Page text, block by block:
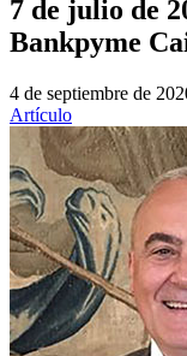
7 de julio de
Bankpyme
4 de septiembre de
Artículo